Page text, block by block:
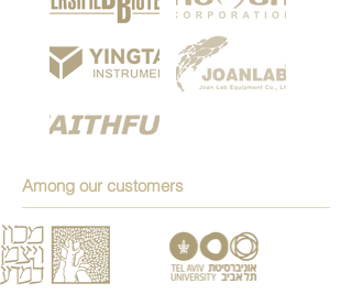
Among our customers